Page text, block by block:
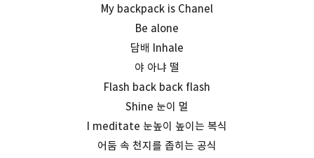
My backpack is Chanel
Be alone
담배 Inhale
야 아냐 떨
Flash back back flash
Shine 눈이 멀
I meditate 눈높이 높이는 복식
어둠 속 천지를 좁히는 공식